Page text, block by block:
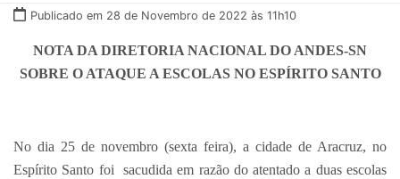
Publicado em 28 de Novembro de 2022 às 11h10
NOTA DA DIRETORIA NACIONAL DO ANDES-SN
SOBRE O ATAQUE A ESCOLAS NO ESPÍRITO SANTO
No dia 25 de novembro (sexta feira), a cidade de Aracruz, no
Espírito Santo foi sacudida em razão do atentado a duas escolas